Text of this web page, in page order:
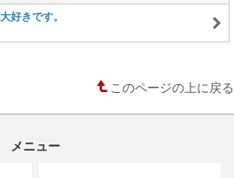
好きです。
このページの上に戻る
メニュー